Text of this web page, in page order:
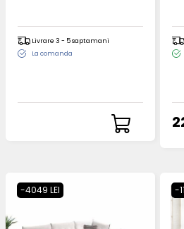
Livrare 3 - 5 saptamani
La comanda
-4049 LEI -